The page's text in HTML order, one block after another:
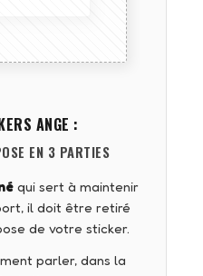
ANGE :
EN 3 PARTIES
qui sert à maintenir
il doit être retiré
de votre sticker.
parler, dans la